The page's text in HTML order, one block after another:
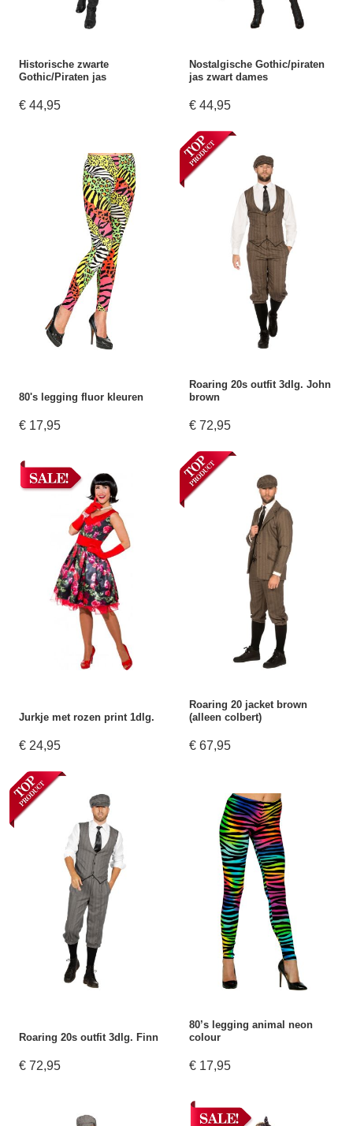
Historische zwarte
Gothic/Piraten jas
€ 44,95
Nostalgische Gothic/piraten
jas zwart dames
€ 44,95
80's legging fluor kleuren
€ 17,95
Roaring 20s outfit 3dlg. John
brown
€ 72,95
Jurkje met rozen print 1dlg.
€ 24,95
Roaring 20 jacket brown
(alleen colbert)
€ 67,95
Roaring 20s outfit 3dlg. Finn
€ 72,95
80’s legging animal neon
colour
€ 17,95